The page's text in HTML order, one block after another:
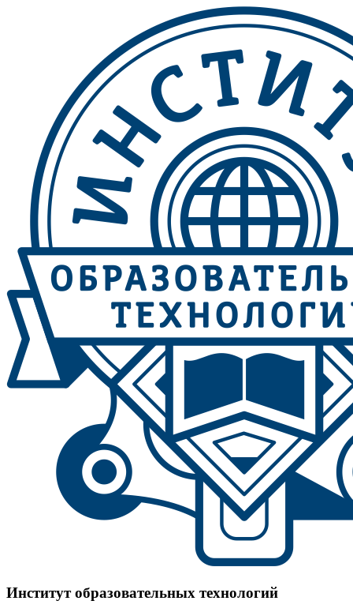
Институт образовательных технологий